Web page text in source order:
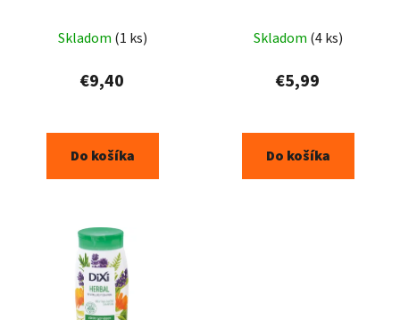
Skladom (1 ks)
€9,40
Do košíka
Skladom (4 ks)
€5,99
Do košíka